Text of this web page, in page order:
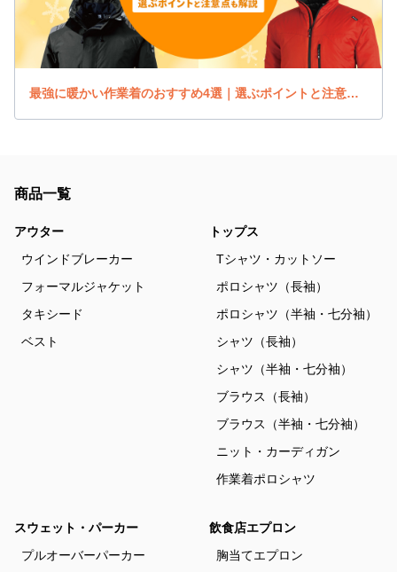
最強に暖かい作業着のおすすめ4選｜選ぶポイントと注意点も解説
商品一覧
アウター
ウインドブレーカー
フォーマルジャケット
タキシード
ベスト
トップス
Tシャツ・カットソー
ポロシャツ（長袖）
ポロシャツ（半袖・七分袖）
シャツ（長袖）
シャツ（半袖・七分袖）
ブラウス（長袖）
ブラウス（半袖・七分袖）
ニット・カーディガン
作業着ポロシャツ
スウェット・パーカー
プルオーバーパーカー
飲食店エプロン
胸当てエプロン